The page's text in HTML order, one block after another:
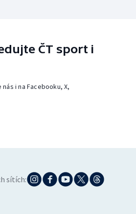
ČT sport i
i na Facebooku, X,
sítích: